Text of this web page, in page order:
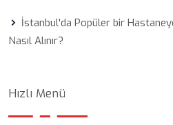
İstanbul'da Popüler bir
Nasıl Alınır?
Hızlı Menü